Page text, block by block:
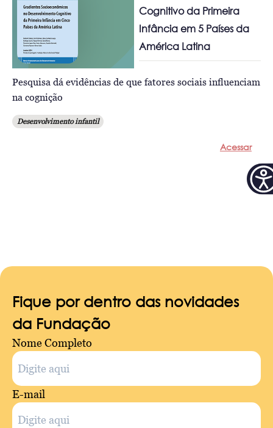
Cognitivo da Primeira
Infância em 5 Países da
América Latina
Pesquisa dá evidências de que fatores sociais influenciam
na cognição
Desenvolvimento infantil
Acessar
Fique por dentro das novidades
da Fundação
Nome Completo
E-mail